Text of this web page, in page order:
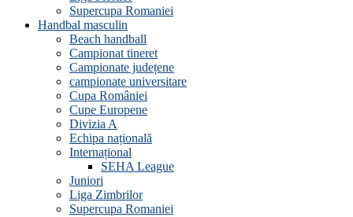
Supercupa Romaniei
Handbal masculin
Beach handball
Campionat tineret
Campionate județene
campionate universitare
Cupa României
Cupe Europene
Divizia A
Echipa națională
Internațional
SEHA League
Juniori
Liga Zimbrilor
Supercupa Romaniei